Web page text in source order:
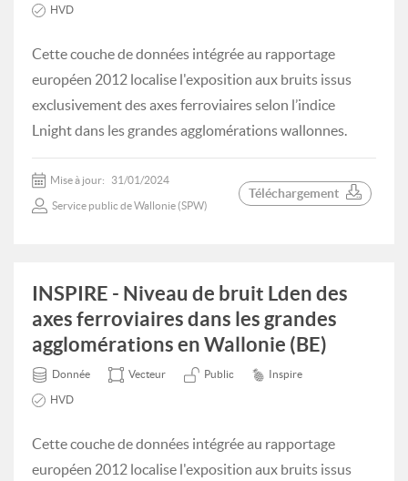
HVD
Cette couche de données intégrée au rapportage
européen 2012 localise l'exposition aux bruits issus
exclusivement des axes ferroviaires selon l’indice
Lnight dans les grandes agglomérations wallonnes.
Mise à jour: 31/01/2024
Service public de Wallonie (SPW)
Téléchargement
INSPIRE - Niveau de bruit Lden des
axes ferroviaires dans les grandes
agglomérations en Wallonie (BE)
Donnée Vecteur Public Inspire
HVD
Cette couche de données intégrée au rapportage
européen 2012 localise l'exposition aux bruits issus